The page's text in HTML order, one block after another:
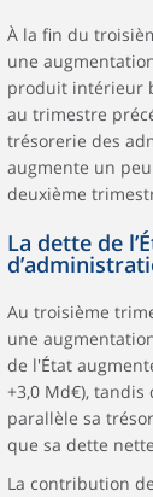
À la fin du
une
produit intérieur
au trimestre
trésorerie des
augmente un peu
deuxième
La dette de
Au troisième
une
de l'État
+3,0 Md€), tandis
parallèle sa
que sa dette
La contribution